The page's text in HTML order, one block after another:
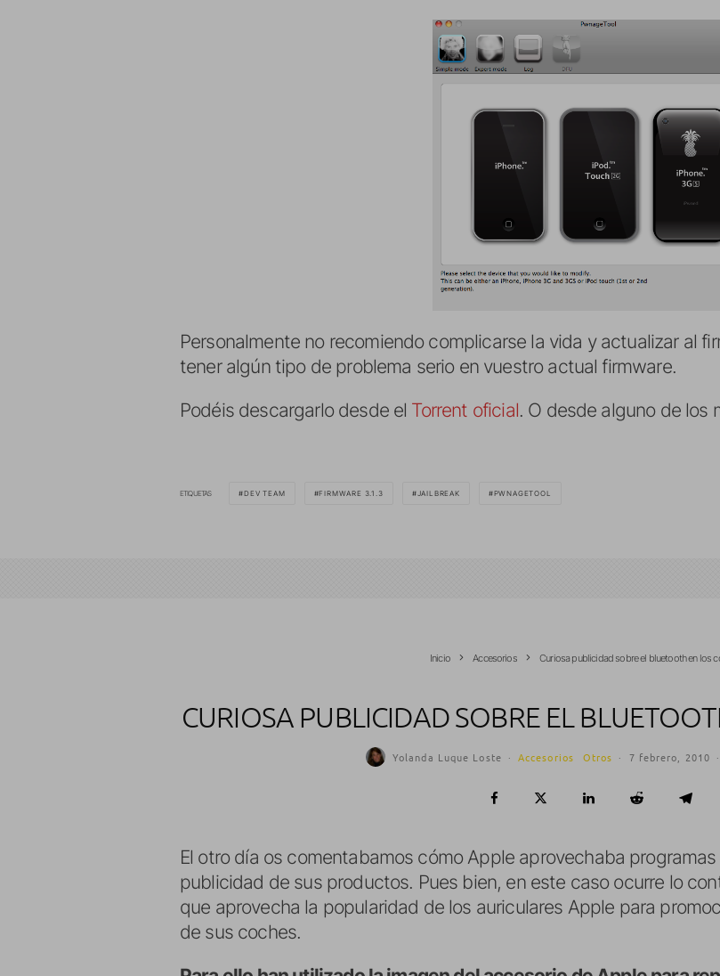
Personalmente no recomiendo complicarse la vida y actualizar al
tener algún tipo de problema serio en vuestro actual firmware.
Podéis descargarlo desde el Torrent oficial. O desde alguno de los
ETIQUETAS DEV TEAM FIRMWARE 3.1.3 JAILBREAK PWNAGETOOL
Inicio Accesorios Curiosa publicidad sobre el bluetooth en los
CURIOSA PUBLICIDAD SOBRE EL
Yolanda Luque Loste · Accesorios Otros · 7 febrero, 2010 ·
El otro día os comentabamos cómo Apple aprovechaba
publicidad de sus productos. Pues bien, en este caso ocurre lo
que aprovecha la popularidad de los auriculares Apple para
de sus coches.